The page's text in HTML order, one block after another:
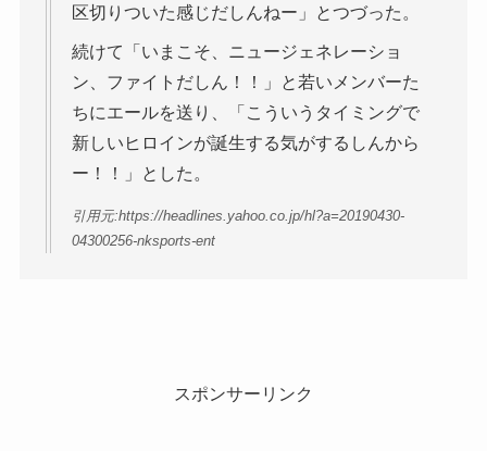
区切りついた感じだしんねー」とつづった。
続けて「いまこそ、ニュージェネレーショ
ン、ファイトだしん！！」と若いメンバーた
ちにエールを送り、「こういうタイミングで
新しいヒロインが誕生する気がするしんから
ー！！」とした。
引用元:https://headlines.yahoo.co.jp/hl?a=20190430-
04300256-nksports-ent
スポンサーリンク